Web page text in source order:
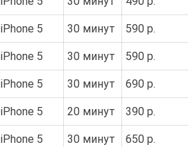
iPhone 5 30 минут 590 р.
iPhone 5 30 минут 590 р.
iPhone 5 30 минут 690 р.
iPhone 5 20 минут 390 р.
iPhone 5 30 минут 650 р.